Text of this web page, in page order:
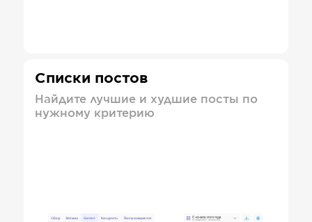
Списки постов
Найдите лучшие и худшие посты по
нужному критерию